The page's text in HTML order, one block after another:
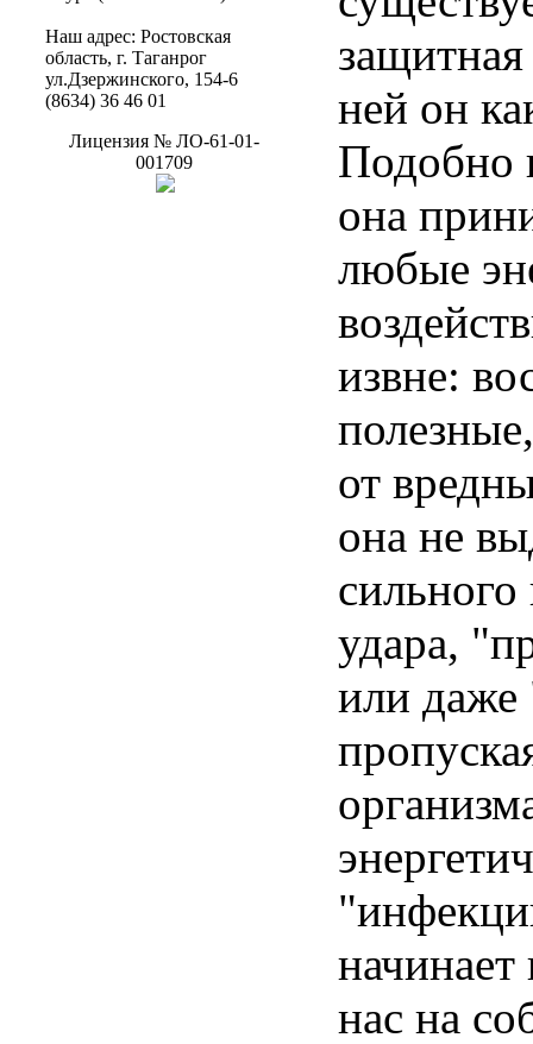
Наш адрес: Ростовская
область, г. Таганрог
ул.Дзержинского, 154-6
(8634) 36 46 01
Лицензия №ЛО-61-01-
001709
ней он
Подобно
она
любые
извне:
от
она не
удара,
или даже
начинает
нас на